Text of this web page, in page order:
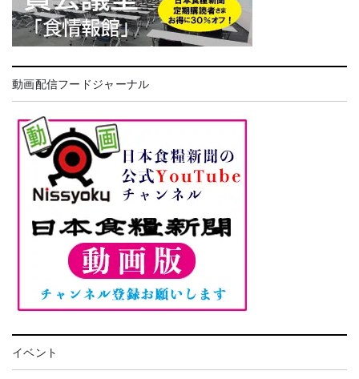
動画配信フードジャーナル
イベント